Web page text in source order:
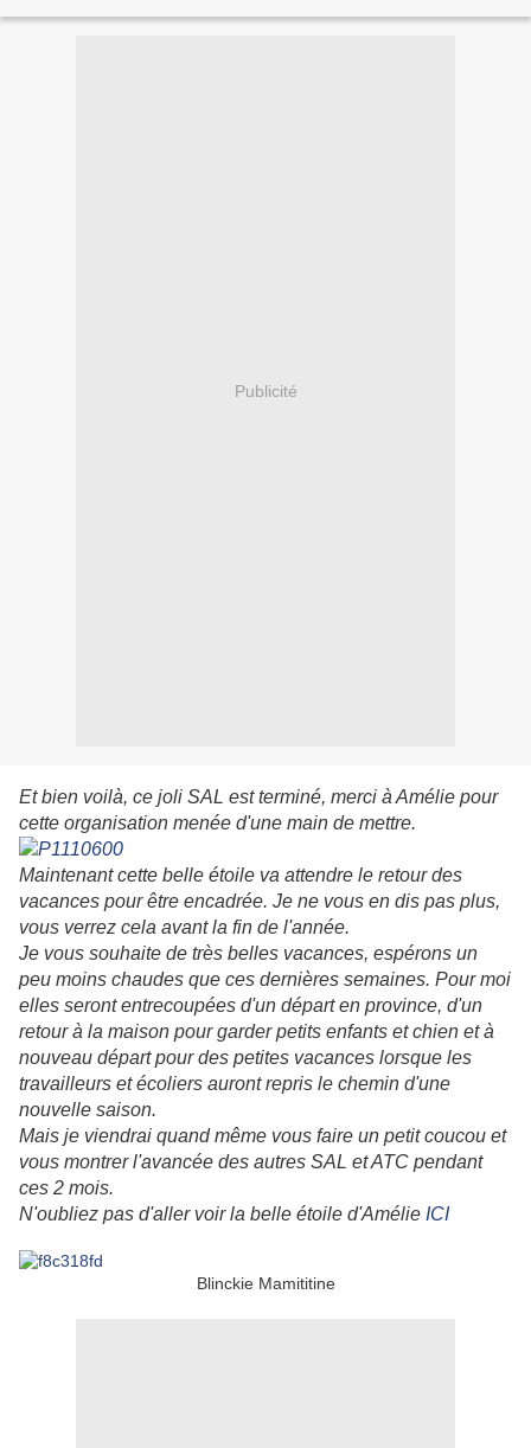
Publicité
Et bien voilà, ce joli SAL est terminé, merci à Amélie pour
cette organisation menée d'une main de mettre.
Maintenant cette belle étoile va attendre le retour des
vacances pour être encadrée. Je ne vous en dis pas plus,
vous verrez cela avant la fin de l'année.
Je vous souhaite de très belles vacances, espérons un
peu moins chaudes que ces dernières semaines. Pour moi
elles seront entrecoupées d'un départ en province, d'un
retour à la maison pour garder petits enfants et chien et à
nouveau départ pour des petites vacances lorsque les
travailleurs et écoliers auront repris le chemin d'une
nouvelle saison.
Mais je viendrai quand même vous faire un petit coucou et
vous montrer l'avancée des autres SAL et ATC pendant
ces 2 mois.
N'oubliez pas d'aller voir la belle étoile d'Amélie ICI
Blinckie Mamititine